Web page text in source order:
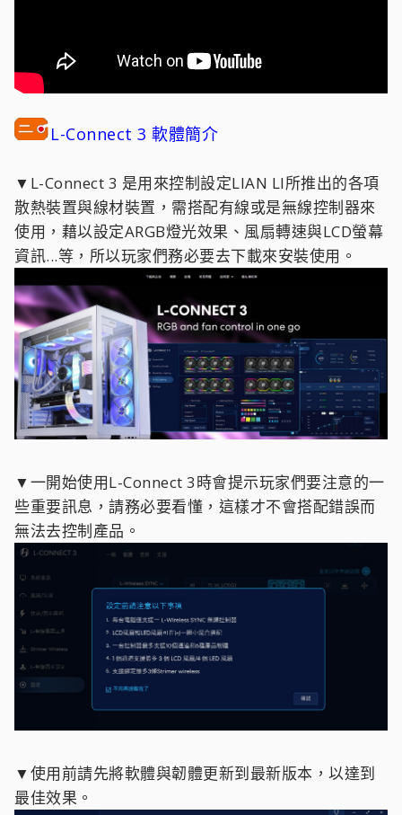
L-Connect 3 軟體簡介
▼L-Connect 3 是用來控制設定LIAN LI所推出的各項
散熱裝置與線材裝置，需搭配有線或是無線控制器來
使用，藉以設定ARGB燈光效果、風扇轉速與LCD螢幕
資訊...等，所以玩家們務必要去下載來安裝使用。
▼一開始使用L-Connect 3時會提示玩家們要注意的一
些重要訊息，請務必要看懂，這樣才不會搭配錯誤而
無法去控制產品。
▼使用前請先將軟體與韌體更新到最新版本，以達到
最佳效果。